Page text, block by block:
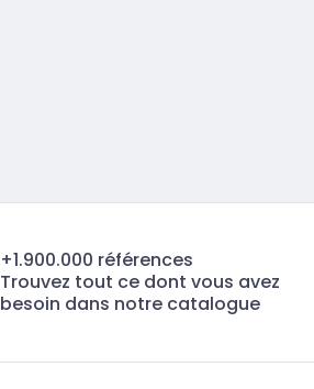
+1.900.000 références
Trouvez tout ce dont vous avez
besoin dans notre catalogue